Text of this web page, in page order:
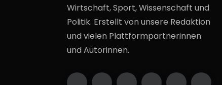
Wirtschaft, Sport, Wissenschaft und
Politik. Erstellt von unsere Redaktion
und vielen Plattformpartnerinnen
und Autorinnen.